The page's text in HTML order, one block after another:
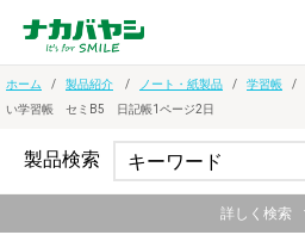
ホーム 製品紹介 ノート・紙製品 学習帳
い学習帳 セミB5 日記帳1ページ2日
製品検索
詳しく検索